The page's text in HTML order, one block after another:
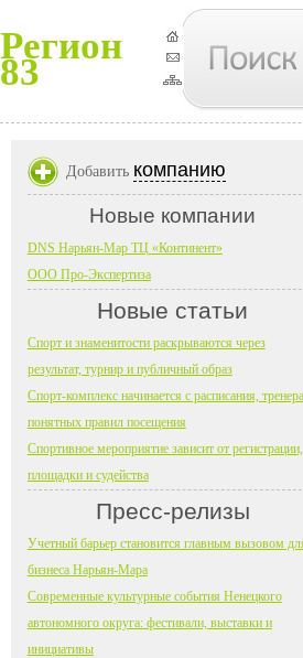
Регион
83
Добавить компанию
Новые компании
DNS Нарьян-Мар ТЦ «Континент»
ООО Про-Экспертиза
Новые статьи
Спорт и знаменитости раскрываются через
результат, турнир и публичный образ
Спорт-комплекс начинается с расписания,
понятных правил посещения
Спортивное мероприятие зависит от регистрации,
площадки и судейства
Пресс-релизы
Учетный барьер становится главным вызовом
бизнеса Нарьян-Мара
Современные культурные события Ненецкого
автономного округа: фестивали, выставки и
инициативы